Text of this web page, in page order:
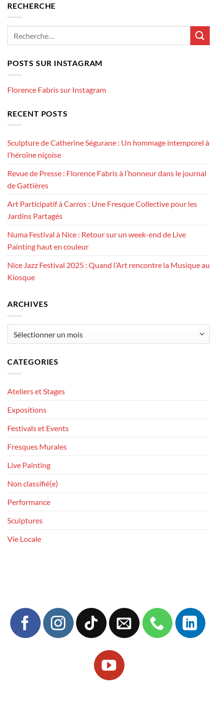
RECHERCHE
POSTS SUR INSTAGRAM
Florence Fabris sur Instagram
RECENT POSTS
Sculpture de Catherine Ségurane : Un hommage intemporel à
l’héroïne niçoise
Revue de Presse : Florence Fabris à l’honneur dans le journal
de Gattières
Art Participatif à Carros : Une Fresque Collective pour les
Jardins Partagés
Numa Festival à Nice : Retour sur un week-end de Live
Painting haut en couleur
Nice Jazz Festival 2025 : Quand l’Art rencontre la Musique au
Kiosque
ARCHIVES
CATEGORIES
Ateliers et Stages
Expositions
Festivals et Events
Fresques Murales
Live Painting
Non classifié(e)
Performance
Sculptures
Vie Locale